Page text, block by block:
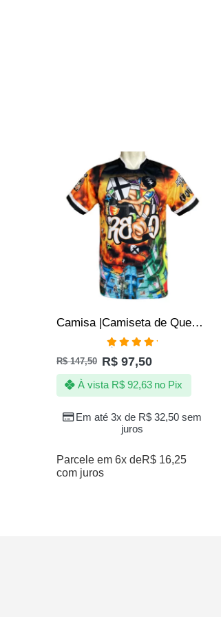
SALE
Camisa |Camiseta de Quebrada Pipa Pipeiros Papagaio Arraia Cafifa
Avaliação
5.00de 5
R$147,50 R$ 97,50
Em até 3x de R$ 32,50 sem
juros
À vista R$92,63 no Pix
Parcele em 6x deR$ 16,25
com juros